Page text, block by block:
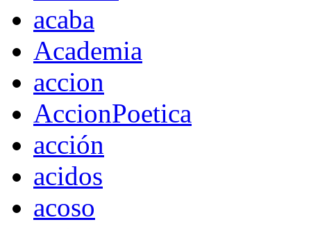
acaba
Academia
accion
AccionPoetica
acción
acidos
acoso